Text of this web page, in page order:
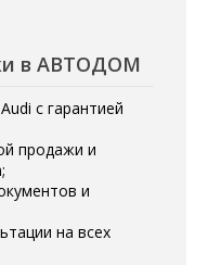
в АВТОДОМ
с гарантией
продажи и
и
на всех